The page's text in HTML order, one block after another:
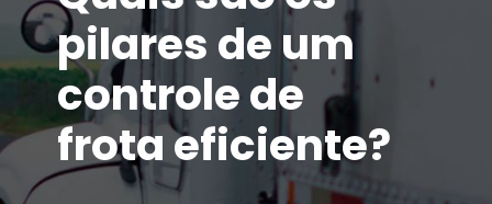
pilares de um
controle de
frota eficiente?